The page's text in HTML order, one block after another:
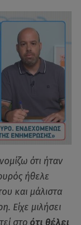
ότι ήταν
ήθελε
και μάλιστα
Είχε μιλήσει
στο ότι θέλει